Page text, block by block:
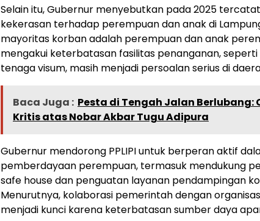
Selain itu, Gubernur menyebutkan pada 2025
kekerasan terhadap perempuan dan anak di
mayoritas korban adalah perempuan dan anak
mengakui keterbatasan fasilitas penanganan, seperti
tenaga visum, masih menjadi persoalan serius di
Baca Juga : Pesta di Tengah Jalan
Kritis atas Nobar Akbar Tugu Adipura
Gubernur mendorong PPLIPI untuk berperan aktif
pemberdayaan perempuan, termasuk mendukung
safe house dan penguatan layanan pendampingan
Menurutnya, kolaborasi pemerintah dengan
menjadi kunci karena keterbatasan sumber daya